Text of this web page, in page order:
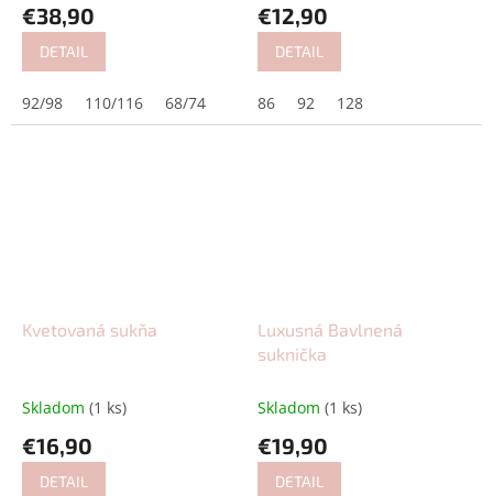
€38,90
DETAIL
92/98 110/116 68/74
€12,90
DETAIL
86 92 128
Kvetovaná sukňa
Skladom (1 ks)
€16,90
DETAIL
Luxusná Bavlnená
suknička
Skladom (1 ks)
€19,90
DETAIL